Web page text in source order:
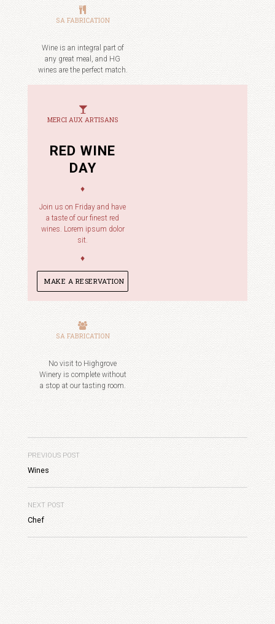
SA FABRICATION
Wine is an integral part of
any great meal, and HG
wines are the perfect match.
MERCI AUX ARTISANS
RED WINE
DAY
♦
Join us on Friday and have
a taste of our finest red
wines. Lorem ipsum dolor
sit.
♦
MAKE A RESERVATION
SA FABRICATION
No visit to Highgrove
Winery is complete without
a stop at our tasting room.
PREVIOUS POST
Wines
NEXT POST
Chef